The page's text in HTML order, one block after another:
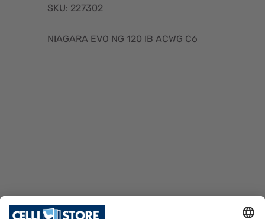
SKU: 227302
NIAGARA EVO NG 120 IB ACWG C6